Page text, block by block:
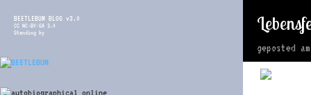
BEETLEBUM BLOG v3.0
CC NC-BY-SA 3.0
Standing by
geposted